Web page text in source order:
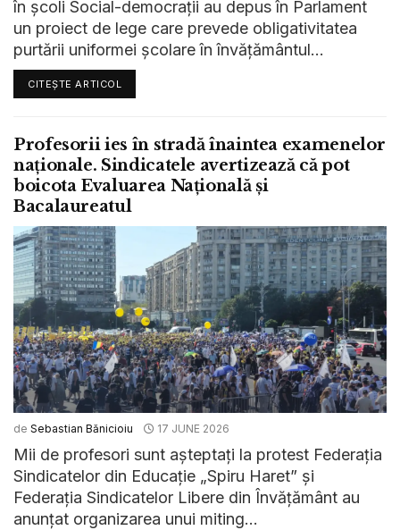
în școli Social-democrații au depus în Parlament
un proiect de lege care prevede obligativitatea
purtării uniformei școlare în învățământul...
CITEȘTE ARTICOL
Profesorii ies în stradă înaintea examenelor
naționale. Sindicatele avertizează că pot
boicota Evaluarea Națională și
Bacalaureatul
de Sebastian Bănicioiu 17 JUNE 2026
Mii de profesori sunt așteptați la protest Federația
Sindicatelor din Educație „Spiru Haret” și
Federația Sindicatelor Libere din Învățământ au
anunțat organizarea unui miting...